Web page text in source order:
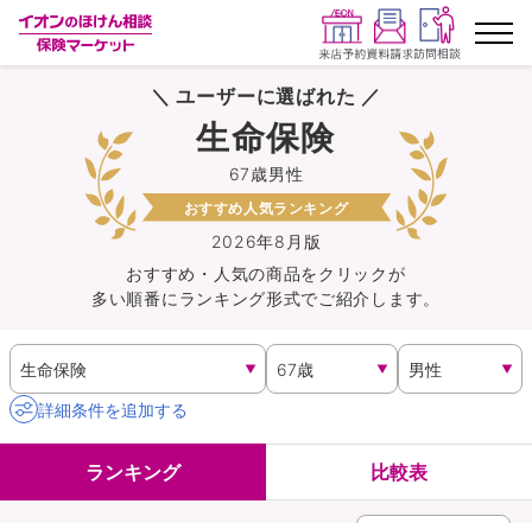
ランキングから探す
保険を比較する
保険会社から探す
イオンカード会員さま専用保険
キャンペーン一覧
イオングループ従業員さま向け
＼ ユーザーに選ばれた ／
2026年8月版
67歳男性
生命保険
おすすめ人気ランキング
おすすめ・人気の商品をクリックが
多い順番にランキング形式でご紹介します。
詳細条件を追加する
ランキング 比較表